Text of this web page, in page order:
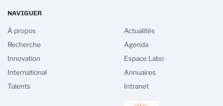
NAVIGUER
À propos
Recherche
Innovation
International
Talents
Actualités
Agenda
Espace Labo
Annuaires
Intranet